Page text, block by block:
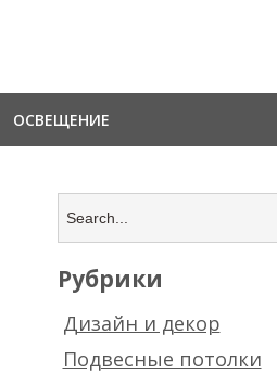
ОСВЕЩЕНИЕ
Рубрики
Дизайн и декор
Подвесные потолки